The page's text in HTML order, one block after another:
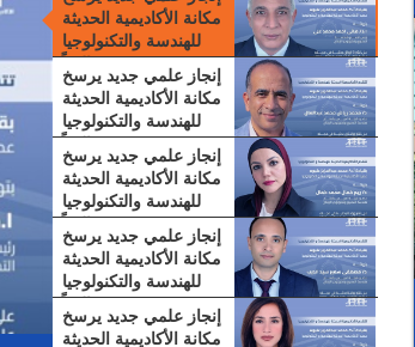
مكانة الأكاديمية الحديثة
للهندسة والتكنولوجيا
عالمياً
إنجاز علمي جديد يرسخ
مكانة الأكاديمية الحديثة
للهندسة والتكنولوجيا
عالمياً
إنجاز علمي جديد يرسخ
مكانة الأكاديمية الحديثة
للهندسة والتكنولوجيا
عالمياً
إنجاز علمي جديد يرسخ
مكانة الأكاديمية الحديثة
للهندسة والتكنولوجيا
عالمياً
إنجاز علمي جديد يرسخ
مكانة الأكاديمية الحديثة
فيديو تعريفي لقسم هندسة التصنيع وتكنولوجيا
2023 01:27 PM